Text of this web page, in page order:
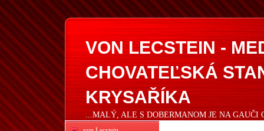
VON LECSTEIN -
CHOVATEĽSKÁ
KRYSAŘÍKA
...MALÝ, ALE S DOBERMANOM JE NA GAUČI